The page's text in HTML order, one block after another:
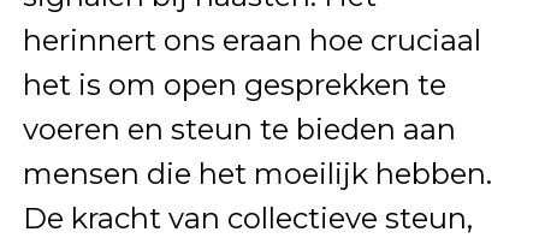
herinnert ons eraan hoe cruciaal
het is om open gesprekken te
voeren en steun te bieden aan
mensen die het moeilijk hebben.
De kracht van collectieve steun,